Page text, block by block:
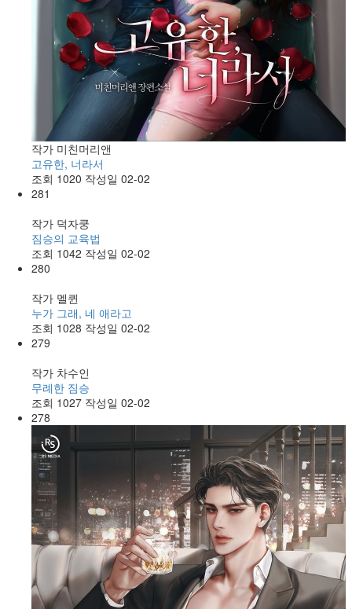
작가 미친머리앤
고유한, 너라서
조회 1020 작성일 02-02
281
작가 덕자쿵
짐승의 교육법
조회 1042 작성일 02-02
280
작가 멜퀸
누가 그래, 네 애라고
조회 1028 작성일 02-02
279
작가 차수인
무례한 짐승
조회 1027 작성일 02-02
278